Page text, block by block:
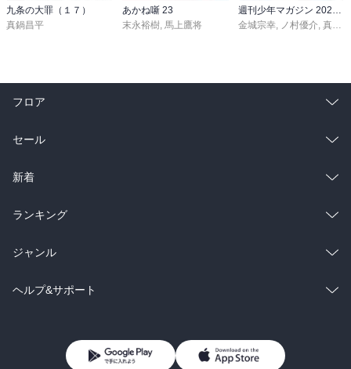
九条の大罪（１７）
真鍋昌平
あかね噺 23
末永裕樹 馬上鷹将
金城宗幸
ノ村優介 真島ヒロ
フロア
総合
ラノベ
雑誌・グラビア
BL・TL
セール
総合
ラノベ
雑誌・グラビア
BL・TL
新着
総合
ラノベ
雑誌・グラビア
ランキング
総合
ラノベ
ジャンル
コミック
ライトノベル 男子向けラノベ
ヘルプ&サポート
よくあるご質問 お問い合わせ